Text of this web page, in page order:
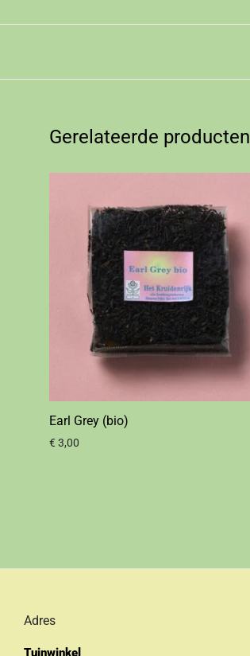
Gerelateerde producten
Earl Grey (bio)
€ 3,00
Adres
Tuinwinkel